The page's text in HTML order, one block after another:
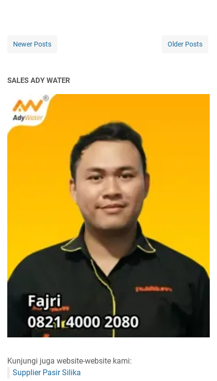
Newer Posts Older Posts
SALES ADY WATER
Kunjungi juga website-website kami:
Supplier Pasir Silika